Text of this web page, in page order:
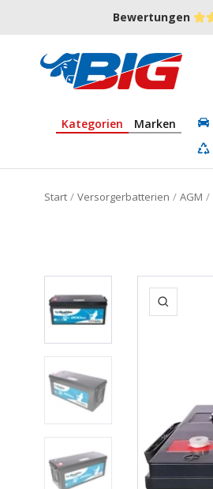
Zum Menü springen
Fußzeile springen
Barrierefreiheits-Widget öffnen
Bewertungen
Batterie-
Industrie-
Kategorien Marken
Start Versorgerbatterien AGM
Zoom